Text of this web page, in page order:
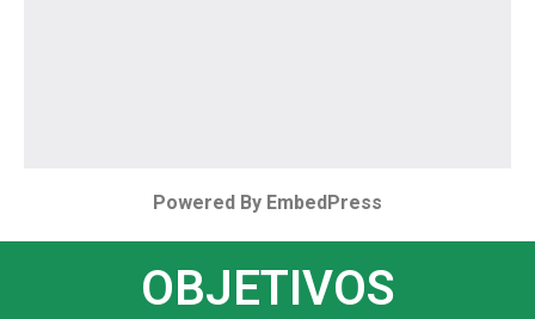
Powered By EmbedPress
OBJETIVOS